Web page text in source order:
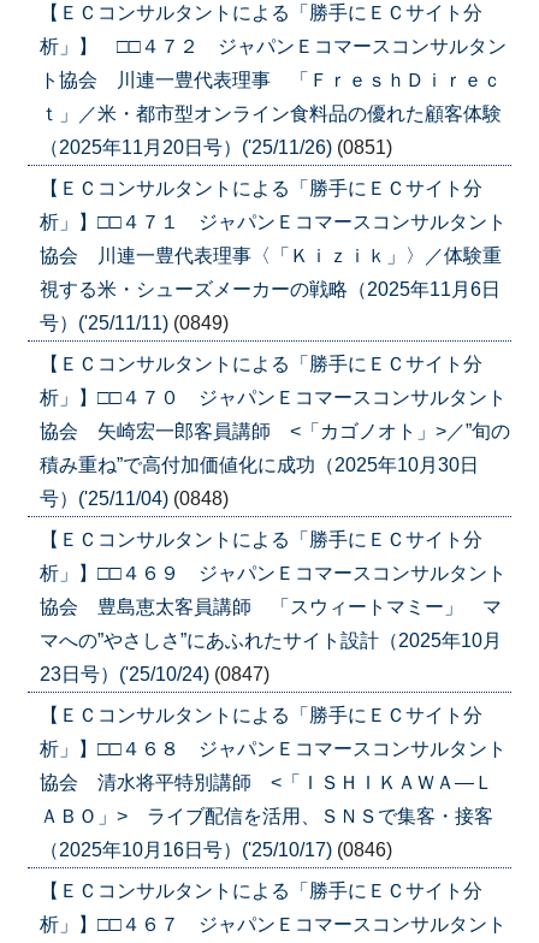
【ＥＣコンサルタントによる「勝手にＥＣサイト分
析」】 □□４７２ ジャパンＥコマースコンサルタン
ト協会 川連一豊代表理事 「ＦｒｅｓｈＤｉｒｅｃ
ｔ」／米・都市型オンライン食料品の優れた顧客体験
（2025年11月20日号）('25/11/26) (0851)
【ＥＣコンサルタントによる「勝手にＥＣサイト分
析」】□□４７１ ジャパンＥコマースコンサルタント
協会 川連一豊代表理事〈「Ｋｉｚｉｋ」〉／体験重
視する米・シューズメーカーの戦略（2025年11月6日
号）('25/11/11) (0849)
【ＥＣコンサルタントによる「勝手にＥＣサイト分
析」】□□４７０ ジャパンＥコマースコンサルタント
協会 矢崎宏一郎客員講師 <「カゴノオト」>／”旬の
積み重ね”で高付加価値化に成功（2025年10月30日
号）('25/11/04) (0848)
【ＥＣコンサルタントによる「勝手にＥＣサイト分
析」】□□４６９ ジャパンＥコマースコンサルタント
協会 豊島恵太客員講師 「スウィートマミー」 マ
マへの”やさしさ”にあふれたサイト設計（2025年10月
23日号）('25/10/24) (0847)
【ＥＣコンサルタントによる「勝手にＥＣサイト分
析」】□□４６８ ジャパンＥコマースコンサルタント
協会 清水将平特別講師 <「ＩＳＨＩＫＡＷＡ―Ｌ
ＡＢＯ」> ライブ配信を活用、ＳＮＳで集客・接客
（2025年10月16日号）('25/10/17) (0846)
【ＥＣコンサルタントによる「勝手にＥＣサイト分
析」】□□４６７ ジャパンＥコマースコンサルタント